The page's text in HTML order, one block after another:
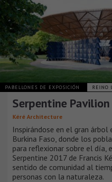
PABELLONES DE EXPOSICIÓN REINO
Serpentine
Kéré Architecture
Inspirándose en el gran árbol
Burkina Faso, donde los
para reflexionar sobre el día,
Serpentine 2017 de Francis
sentido de comunidad al
personas con la naturaleza.